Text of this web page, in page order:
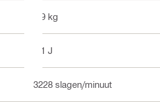
4.9 kg
7.1 J
3228 slagen/minuut